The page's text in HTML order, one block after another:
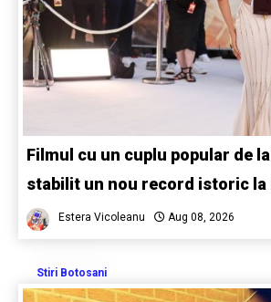
Filmul cu un cuplu popular de
stabilit un nou record istoric la
Estera Vicoleanu Aug 08, 2026
Stiri Botosani